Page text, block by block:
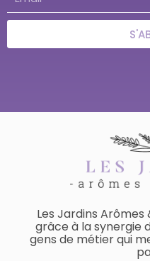
Les Jardins
grâce à la synergie
gens de métier qui